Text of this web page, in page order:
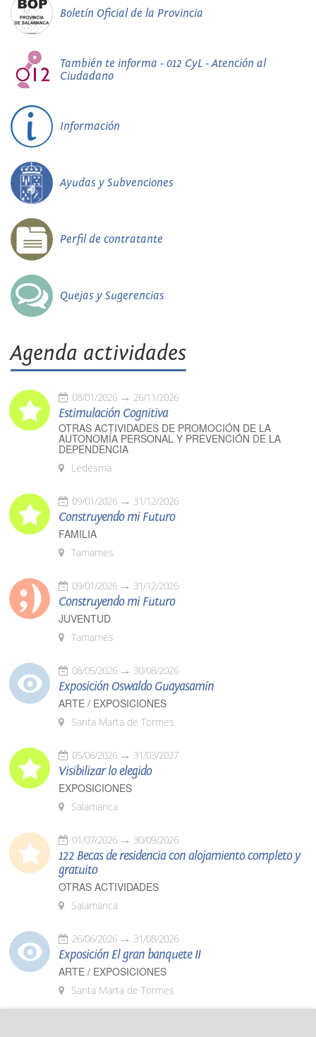
Boletín Oficial de la Provincia
También te informa - 012 CyL - Atención al
Ciudadano
Información
Ayudas y Subvenciones
Perfil de contratante
Quejas y Sugerencias
Agenda actividades
08/01/2026 26/11/2026
Estimulación Cognitiva
OTRAS ACTIVIDADES DE PROMOCIÓN DE LA
AUTONOMÍA PERSONAL Y PREVENCIÓN DE LA
DEPENDENCIA
Ledesma
09/01/2026 31/12/2026
Construyendo mi Futuro
FAMILIA
Tamames
09/01/2026 31/12/2026
Construyendo mi Futuro
JUVENTUD
Tamames
08/05/2026 30/08/2026
Exposición Oswaldo Guayasamín
ARTE / EXPOSICIONES
Santa Marta de Tormes
05/06/2026 31/03/2027
Visibilizar lo elegido
EXPOSICIONES
Salamanca
01/07/2026 30/09/2026
122 Becas de residencia con alojamiento completo y
gratuito
OTRAS ACTIVIDADES
Salamanca
26/06/2026 31/08/2026
Exposición El gran banquete II
ARTE / EXPOSICIONES
Santa Marta de Tormes